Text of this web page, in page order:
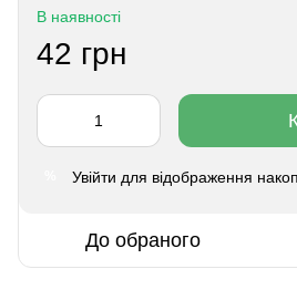
В наявності
42 грн
Увійти для відображення
До обраного